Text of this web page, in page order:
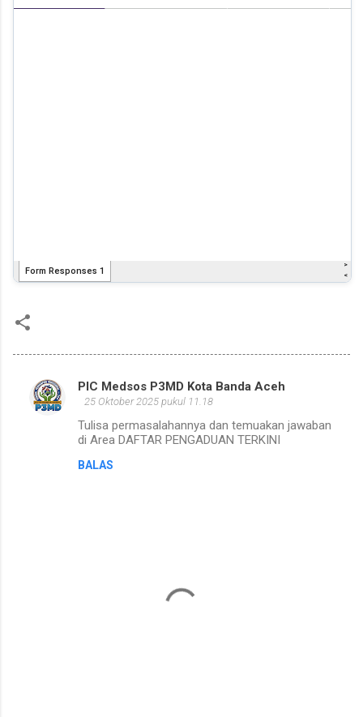
K
PIC Medsos P3MD Kota Banda Aceh
25 Oktober 2025 pukul 11.18
Tulisa permasalahannya dan temuakan jawaban
di Area DAFTAR PENGADUAN TERKINI
BALAS